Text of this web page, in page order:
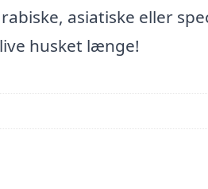
asiatiske eller
husket længe!